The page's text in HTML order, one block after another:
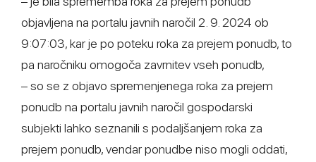
objavljena na portalu javnih naročil 2. 9. 2024 ob
9:07:03, kar je po poteku roka za prejem ponudb, to
pa naročniku omogoča zavrnitev vseh ponudb,
– so se z objavo spremenjenega roka za prejem
ponudb na portalu javnih naročil gospodarski
subjekti lahko seznanili s podaljšanjem roka za
prejem ponudb, vendar ponudbe niso mogli oddati,